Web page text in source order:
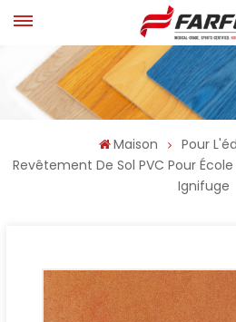
Maison
Pour
Revêtement De Sol PVC Pour
Ignifuge